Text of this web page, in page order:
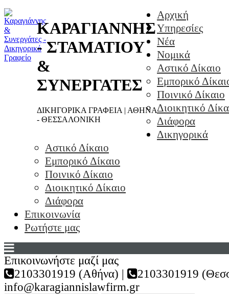
ΚΑΡΑΓΙΑΝΝΗΣ
- ΣΤΑΜΑΤΙΟΥ
&
ΣΥΝΕΡΓΑΤΕΣ
ΔΙΚΗΓΟΡΙΚΑ ΓΡΑΦΕΙΑ | ΑΘΗΝΑ
- ΘΕΣΣΑΛΟΝΙΚΗ
Αρχική
Υπηρεσίες
Νέα
Νομικά
Αστικό Δίκαιο
Εμπορικό
Ποινικό Δίκαιο
Διοικητικό
Διάφορα
Δικηγορικά
Αστικό Δίκαιο
Εμπορικό Δίκαιο
Ποινικό Δίκαιο
Διοικητικό Δίκαιο
Διάφορα
Επικοινωνία
Ρωτήστε μας
Επικοινωνήστε μαζί μας
2103301919 (Αθήνα) |
2103301919
info@karagiannislawfirm.gr